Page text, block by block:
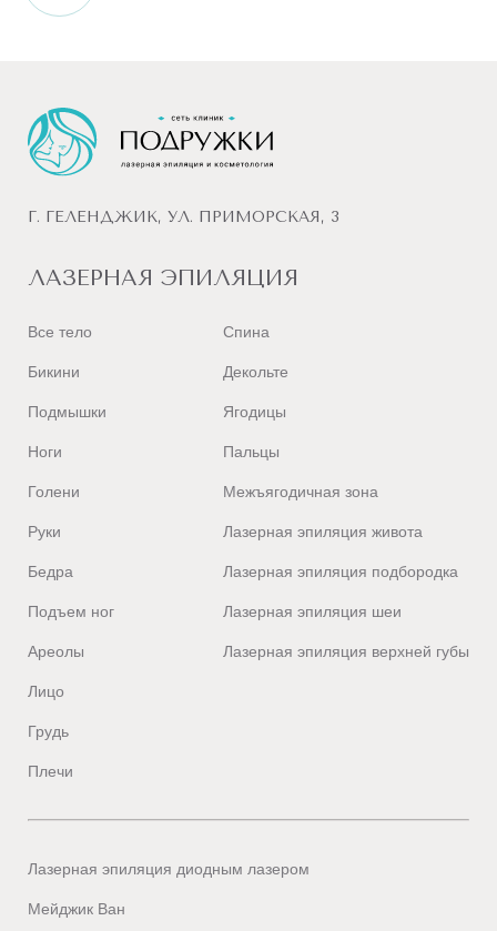
ВСЕ
ТЕЛО
Г. ГЕЛЕНДЖИК, УЛ. ПРИМОРСКАЯ, 3
ЛАЗЕРНАЯ ЭПИЛЯЦИЯ
Все тело
Бикини
Подмышки
Ноги
Голени
Руки
Бедра
Подъем ног
Ареолы
Лицо
Грудь
Плечи
Спина
Декольте
Ягодицы
Пальцы
Межъягодичная зона
Лазерная эпиляция живота
Лазерная эпиляция подбородка
Лазерная эпиляция шеи
Лазерная эпиляция верхней губы
Лазерная эпиляция диодным лазером
Мейджик Ван